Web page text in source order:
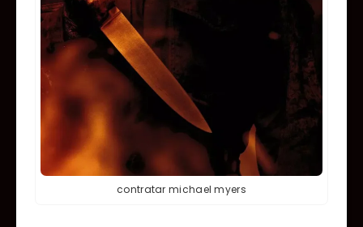
contratar michael myers